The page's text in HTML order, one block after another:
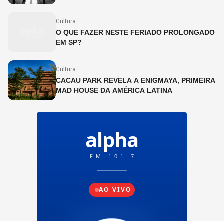
Cultura
O QUE FAZER NESTE FERIADO PROLONGADO
EM SP?
Cultura
CACAU PARK REVELA A ENIGMAYA, PRIMEIRA
MAD HOUSE DA AMÉRICA LATINA